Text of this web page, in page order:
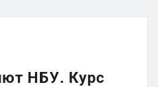
НБУ. Курс